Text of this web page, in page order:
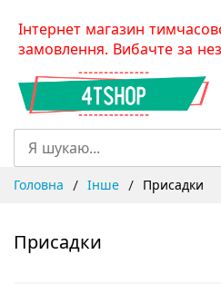
SkipІнтернет магазин
замовлення. Вибачте за
Головна Інше Присадки
Присадки